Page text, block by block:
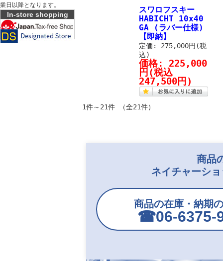
業日以降となります。
In-store shopping
スワロフスキー
HABICHT 10x40
GA (ラバー仕様)
【即納】
定価: 275,000円(税
込)
価格: 225,000
円 (税込
247,500円)
1件～21件 （全21件）
商品
ネイチャーシ
商品の在庫・納期
☎︎06-6375-